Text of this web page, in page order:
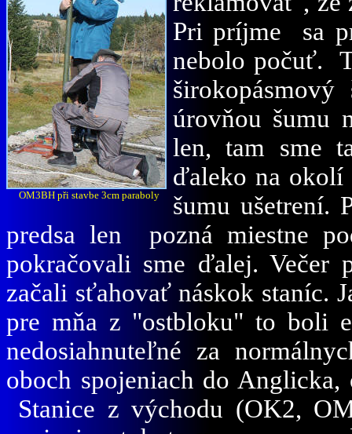
OM3BH při stavbe 3cm paraboly
Pri príjme sa
nebolo počuť.
úrovňou šumu
len, tam sme
ďaleko na okolí
šumu ušetrení.
predsa len pozná miestne
pokračovali sme ďalej. Večer
začali sťahovať náskok staníc.
pre mňa z "ostbloku" to boli
nedosiahnuteľné za
oboch spojeniach do
Stanice z východu (OK2,